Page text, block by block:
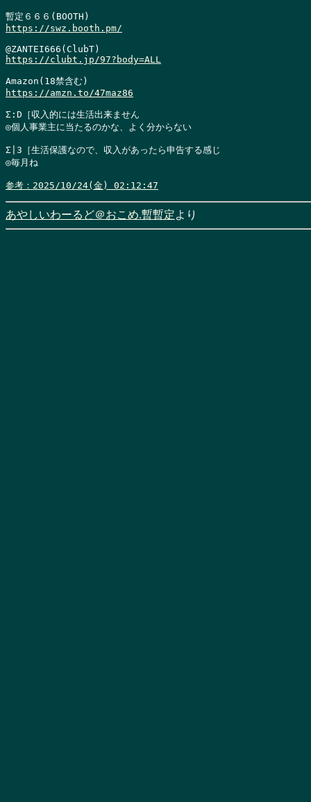
https://swz.booth.pm/
https://clubt.jp/97?body=ALL
https://amzn.to/47maz86
Σ:D［収入的には生活出来ません
◎個人事業主に当たるのかな、よく分からない
Σ|3［生活保護なので、収入があったら申告する感じ
◎毎月ね
参考：2025/10/24(金) 02:12:47
あやしいわーるど＠おこめ.暫暫定より